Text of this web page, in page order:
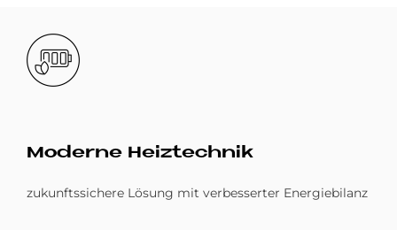
Bild
Mo­der­ne Heiz­tech­nik
zukunftssichere Lösung mit verbesserter Energiebilanz